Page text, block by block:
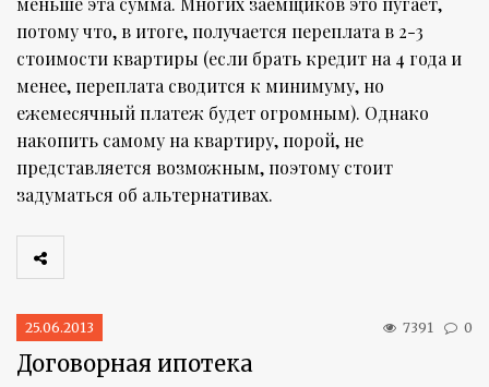
потому что, в итоге, получается переплата в 2-3
стоимости квартиры (если брать кредит на 4 года и
менее, переплата сводится к минимуму, но
ежемесячный платеж будет огромным). Однако
накопить самому на квартиру, порой, не
представляется возможным, поэтому стоит
задуматься об альтернативах.
25.06.2013 7391 0
Договорная ипотека